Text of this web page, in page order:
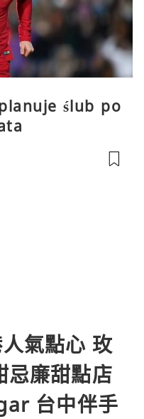
ślub po
人氣點心 玫
忌廉甜點店
台中伴手